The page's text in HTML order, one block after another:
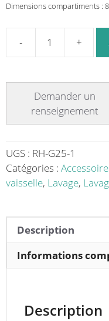
Dimensions compartiments :
à
UGS : RH-G25-1
Catégories :
vaisselle, Lavage,
Description
Informations
Description